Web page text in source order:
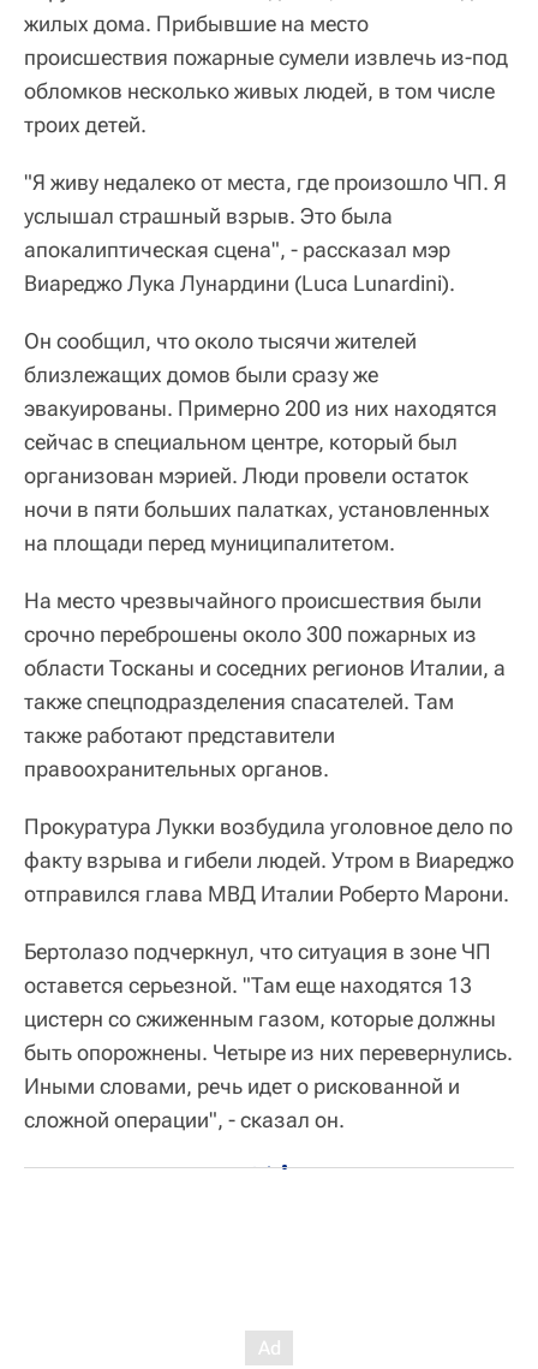
жилых дома. Прибывшие на место
происшествия пожарные сумели извлечь из-под
обломков несколько живых людей, в том числе
троих детей.
"Я живу недалеко от места, где произошло ЧП. Я
услышал страшный взрыв. Это была
апокалиптическая сцена", - рассказал мэр
Виареджо Лука Лунардини (Luca Lunardini).
Он сообщил, что около тысячи жителей
близлежащих домов были сразу же
эвакуированы. Примерно 200 из них находятся
сейчас в специальном центре, который был
организован мэрией. Люди провели остаток
ночи в пяти больших палатках, установленных
на площади перед муниципалитетом.
На место чрезвычайного происшествия были
срочно переброшены около 300 пожарных из
области Тосканы и соседних регионов Италии, а
также спецподразделения спасателей. Там
также работают представители
правоохранительных органов.
Прокуратура Лукки возбудила уголовное дело по
факту взрыва и гибели людей. Утром в Виареджо
отправился глава МВД Италии Роберто Марони.
Бертолазо подчеркнул, что ситуация в зоне ЧП
оставется серьезной. "Там еще находятся 13
цистерн со сжиженным газом, которые должны
быть опорожнены. Четыре из них перевернулись.
Иными словами, речь идет о рискованной и
сложной операции", - сказал он.